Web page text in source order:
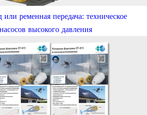
ременная передача: техническое
высокого давления